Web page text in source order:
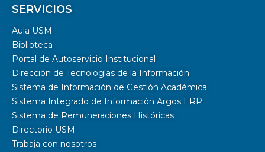
SERVICIOS
Aula USM
Biblioteca
Portal de Autoservicio Institucional
Dirección de Tecnologías de la Información
Sistema de Información de Gestión Académica
Sistema Integrado de Información Argos ERP
Sistema de Remuneraciones Históricas
Directorio USM
Trabaja con nosotros